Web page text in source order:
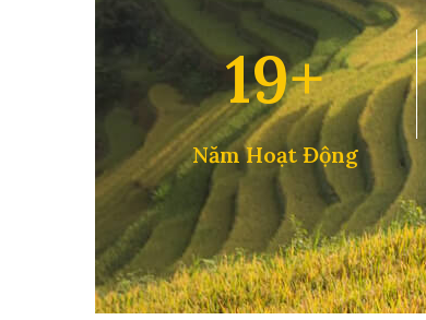
19+
Năm Hoạt Động